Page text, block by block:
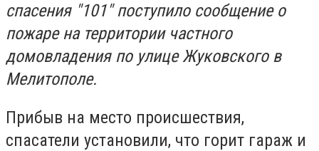
спасения "101" поступило сообщение о
пожаре на территории частного
домовладения по улице Жуковского в
Мелитополе.
Прибыв на место происшествия,
спасатели установили, что горит гараж и